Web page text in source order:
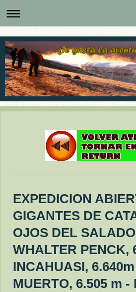
EXPEDICION
GIGANTES DE
OJOS DEL
WHALTER PENCK,
INCAHUASI,
MUERTO, 6.505 m -